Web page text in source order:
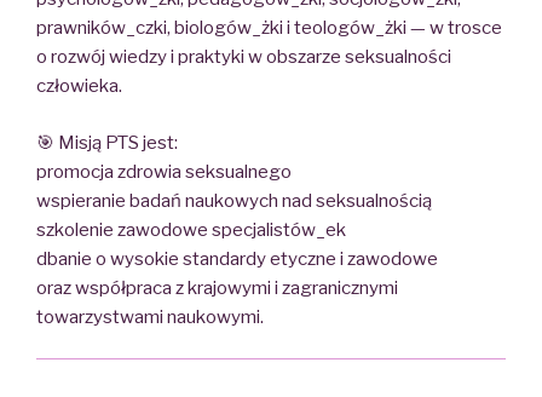
prawników_czki, biologów_żki i teologów_żki — w trosce
o rozwój wiedzy i praktyki w obszarze seksualności
człowieka.
🎯 Misją PTS jest:
promocja zdrowia seksualnego
wspieranie badań naukowych nad seksualnością
szkolenie zawodowe specjalistów_ek
dbanie o wysokie standardy etyczne i zawodowe
oraz współpraca z krajowymi i zagranicznymi
towarzystwami naukowymi.